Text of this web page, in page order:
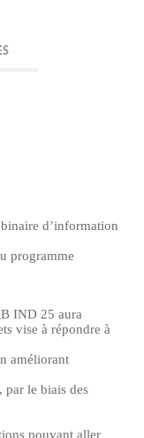
d’information
programme
IND 25 aura
vise à répondre à
améliorant
par le biais des
pouvant aller